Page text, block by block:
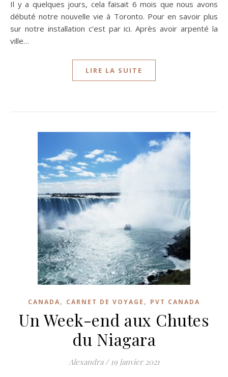
Il y a quelques jours, cela faisait 6 mois que nous avons
débuté notre nouvelle vie à Toronto. Pour en savoir plus
sur notre installation c’est par ici. Après avoir arpenté la
ville…
LIRE LA SUITE
CANADA, CARNET DE VOYAGE , PVT CANADA
Un Week-end aux Chutes
du Niagara
Alexandra / 19 janvier 2021